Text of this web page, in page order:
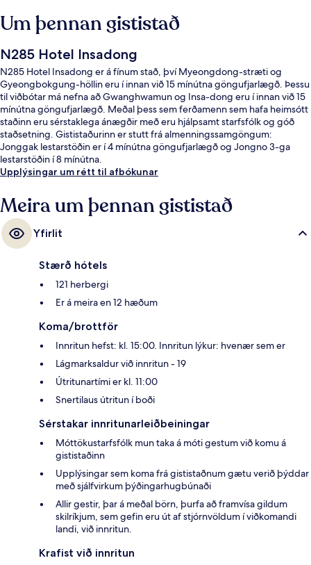
Um þennan gististað
N285 Hotel Insadong
N285 Hotel Insadong er á fínum stað, því Myeongdong-stræti og
Gyeongbokgung-höllin eru í innan við 15 mínútna göngufjarlægð. Þessu
til viðbótar má nefna að Gwanghwamun og Insa-dong eru í innan við 15
mínútna göngufjarlægð. Meðal þess sem ferðamenn sem hafa heimsótt
staðinn eru sérstaklega ánægðir með eru hjálpsamt starfsfólk og góð
staðsetning. Gististaðurinn er stutt frá almenningssamgöngum:
Jonggak lestarstöðin er í 4 mínútna göngufjarlægð og Jongno 3-ga
lestarstöðin í 8 mínútna.
Upplýsingar um rétt til afbókunar
Meira um þennan gististað
Yfirlit
Stærð hótels
121 herbergi
Er á meira en 12 hæðum
Koma/brottför
Innritun hefst: kl. 15:00. Innritun lýkur: hvenær sem er
Lágmarksaldur við innritun - 19
Útritunartími er kl. 11:00
Snertilaus útritun í boði
Sérstakar innritunarleiðbeiningar
Móttökustarfsfólk mun taka á móti gestum við komu á
gististaðinn
Upplýsingar sem koma frá gististaðnum gætu verið þýddar
með sjálfvirkum þýðingarhugbúnaði
Allir gestir, þar á meðal börn, þurfa að framvísa gildum
skilríkjum, sem gefin eru út af stjórnvöldum í viðkomandi
landi, við innritun.
Krafist við innritun